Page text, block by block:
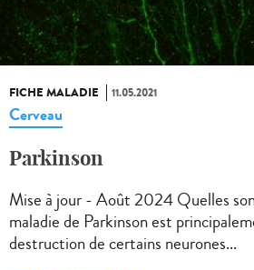
FICHE MALADIE 11.05.2021
Cerveau
Parkinson
Mise à jour - Août 2024 Quelles
maladie de Parkinson est
destruction de certains neurones...